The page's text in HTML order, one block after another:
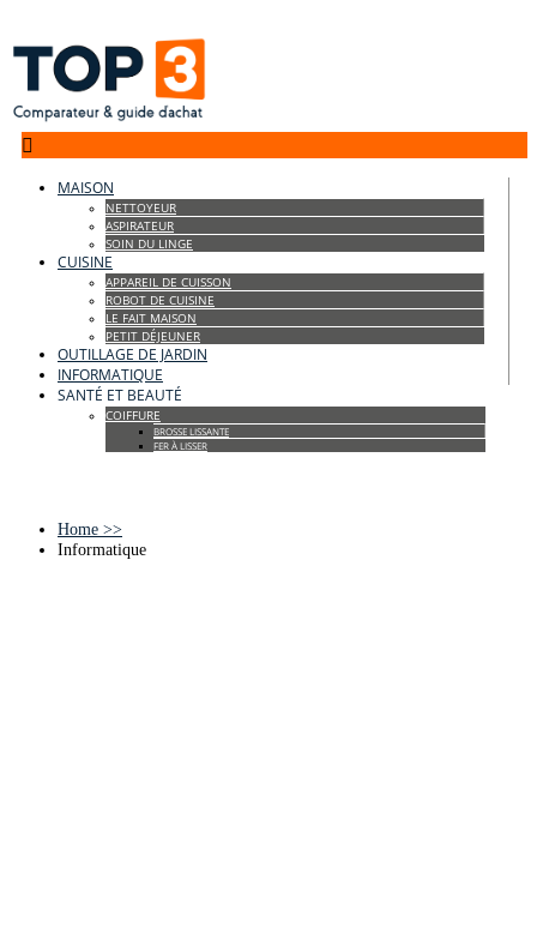

MAISON
NETTOYEUR
ASPIRATEUR
SOIN DU LINGE
CUISINE
APPAREIL DE CUISSON
ROBOT DE CUISINE
LE FAIT MAISON
PETIT DÉJEUNER
OUTILLAGE DE JARDIN
INFORMATIQUE
SANTÉ ET BEAUTÉ
COIFFURE
BROSSE LISSANTE
FER À LISSER
Home >>
Informatique